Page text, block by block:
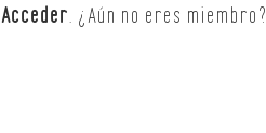
Acceder. ¿Aún no eres miembro?